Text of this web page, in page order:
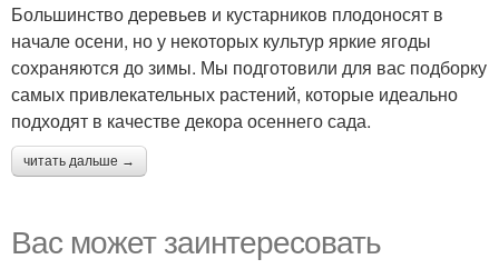
Большинство деревьев и кустарников плодоносят в
начале осени, но у некоторых культур яркие ягоды
сохраняются до зимы. Мы подготовили для вас подборку
самых привлекательных растений, которые идеально
подходят в качестве декора осеннего сада.
читать дальше →
Вас может заинтересовать